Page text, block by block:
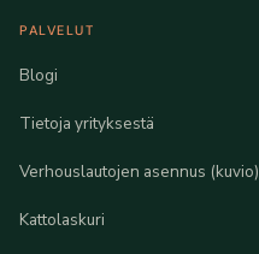
PALVELUT
Blogi
Tietoja yrityksestä
Verhouslautojen asennus (kuvio)
Kattolaskuri